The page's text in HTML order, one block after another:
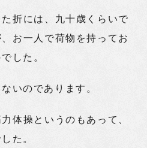
折には、九十歳くらいで
お一人で荷物を持ってお
した。
いのであります。
体操というのもあって、
た。